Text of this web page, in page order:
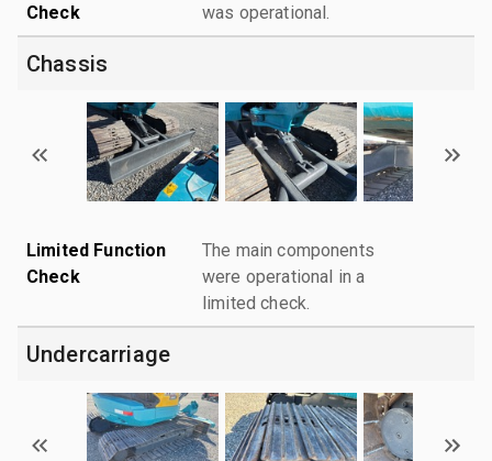
Check
was operational.
Chassis
Limited Function
Check
The main components
were operational in a
limited check.
Undercarriage